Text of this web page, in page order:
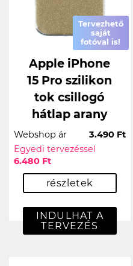
Tervezhető
saját
fotóval is!
Apple iPhone
15 Pro szilikon
tok csillogó
hátlap arany
Webshop ár
3.490 Ft
Egyedi tervezéssel
6.480 Ft
részletek
INDULHAT A
TERVEZÉS